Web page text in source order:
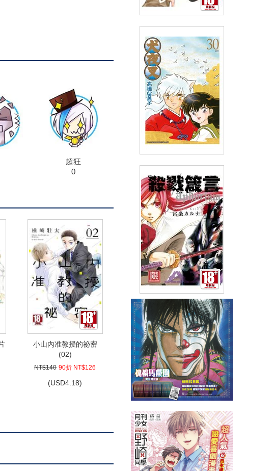
超狂
0
小山內准教授的祕密
(02)
NT$140 90折 NT$126
(USD4.18)
NT$140 90折 NT$126 (USD4.18)
NT$330 90折 NT$297 (USD9.86)
殺戮箴言Aphorism(05)
NT$120 90折 NT$108 (USD3.59)